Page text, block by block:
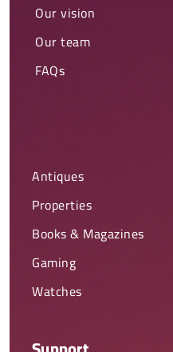
Our vision
Our team
FAQs
Antiques
Properties
Books & Magazines
Gaming
Watches